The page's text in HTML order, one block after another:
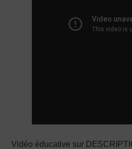
Vidéo éducative sur